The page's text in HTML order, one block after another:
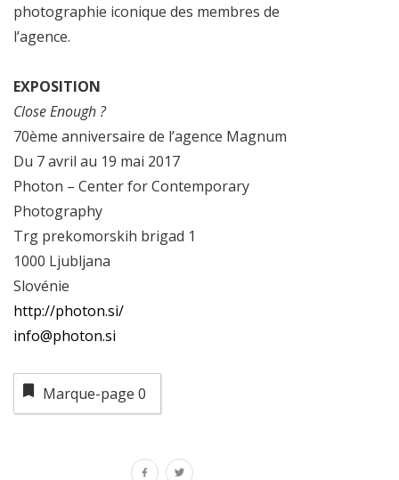
photographie iconique des membres de
l’agence.
EXPOSITION
Close Enough ?
70ème anniversaire de l’agence Magnum
Du 7 avril au 19 mai 2017
Photon – Center for Contemporary
Photography
Trg prekomorskih brigad 1
1000 Ljubljana
Slovénie
http://photon.si/
info@photon.si
Marque-page 0